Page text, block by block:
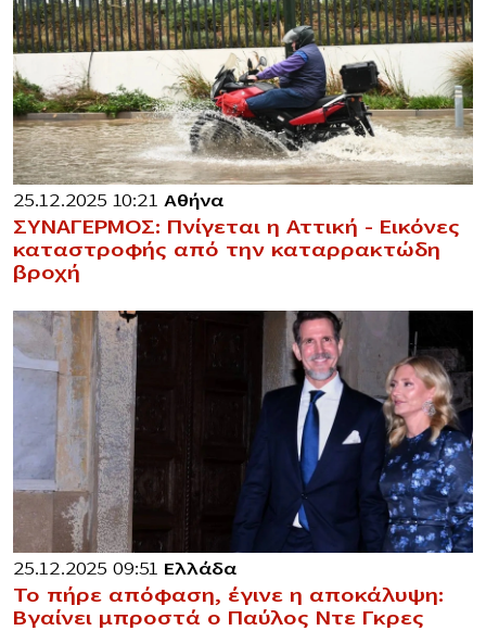
25.12.2025 10:21 Αθήνα
ΣΥΝΑΓΕΡΜΟΣ: Πνίγεται η Αττική – Εικόνες
καταστροφής από την καταρρακτώδη
βροχή
25.12.2025 09:51 Ελλάδα
Το πήρε απόφαση, έγινε η αποκάλυψη:
Βγαίνει μπροστά ο Παύλος Ντε Γκρες